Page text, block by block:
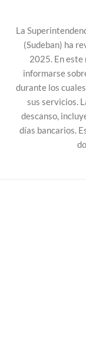
La
(Sudeban) ha
2025. En este
informarse
durante los
sus servicios.
descanso,
días bancarios.